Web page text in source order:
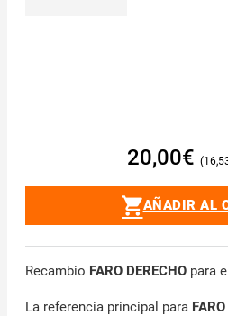
20,00€
AÑADIR AL
Recambio FARO DERECHOpara
La referencia principal para